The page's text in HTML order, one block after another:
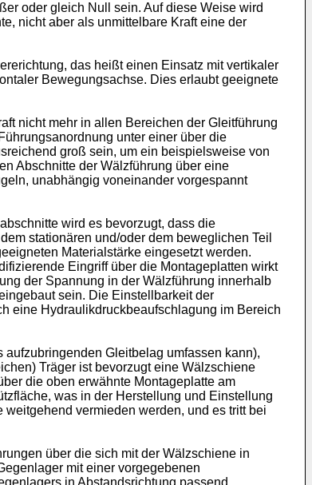
oder gleich Null sein. Auf diese Weise wird
nicht aber als unmittelbare Kraft eine der
das heißt einen Einsatz mit vertikaler
Bewegungsachse. Dies erlaubt geeignete
nicht mehr in allen Bereichen der Gleitführung
unter einer über die
groß sein, um ein beispielsweise von
Abschnitte der Wälzführung über eine
unabhängig voneinander vorgespannt
wird es bevorzugt, dass die
stationären und/oder dem beweglichen Teil
Materialstärke eingesetzt werden.
Eingriff über die Montageplatten wirkt
der Spannung in der Wälzführung innerhalb
sein. Die Einstellbarkeit der
eine Hydraulikdruckbeaufschlagung im Bereich
Gleitbelag umfassen kann),
Träger ist bevorzugt eine Wälzschiene
die oben erwähnte Montageplatte am
was in der Herstellung und Einstellung
vermieden werden, und es tritt bei
über die sich mit der Wälzschiene in
mit einer vorgegebenen
in Abstandsrichtung passend